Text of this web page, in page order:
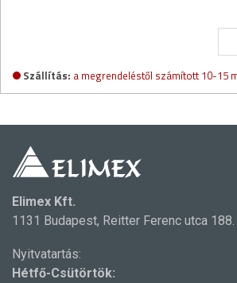
Szállítás: a megrendeléstől számított 10-15
Elimex Kft.
1131 Budapest, Reitter Ferenc utca 188.
Nyitvatartás:
Hétfő-Csütörtök: